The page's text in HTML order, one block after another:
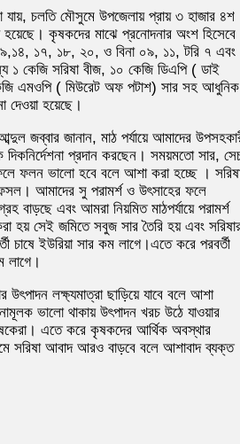
চলতি মৌসুমে উপজেলায় প্রায় ৩ হাজার ৪শ
হয়েছে। কৃষকদের মাঝে প্রনোদনার অংশ হিসেবে
৯,১৪, ১৭, ১৮, ২০, ও বিনা ০৯, ১১, টরি ৭ এবং
১ কেজি সরিষা বীজ, ১০ কেজি ডিএপি ( ডাই
এমওপি ( মিউরেট অফ পটাশ) সার সহ আধুনিক
দেওয়া হয়েছে।
জব্বার জানান, মাঠ পর্যায়ে আমাদের
দিকনির্দেশনা প্রদান করছেন। সময়মতো সার,
ফলন ভালো হবে বলে আশা করা হচ্ছে ।
আমাদের সু পরামর্শ ও উৎসাহের ফলে
বাড়ছে এবং আমরা নিয়মিত মাঠপর্যায়ে পরামর্শ
হয় সেই জমিতে সবুজ সার তৈরি হয় এবং
চাষে ইউরিয়া সার কম লাগে।এতে করে পরবর্তী
লাগে।
লক্ষ্যমাত্রা ছাড়িয়ে যাবে বলে আশা
ভালো থাকায় উৎপাদন খরচ উঠে যাওয়ার
এতে করে কৃষকদের আর্থিক অবস্থার
সরিষা আবাদ আরও বাড়বে বলে আশাবাদ ব্যক্ত